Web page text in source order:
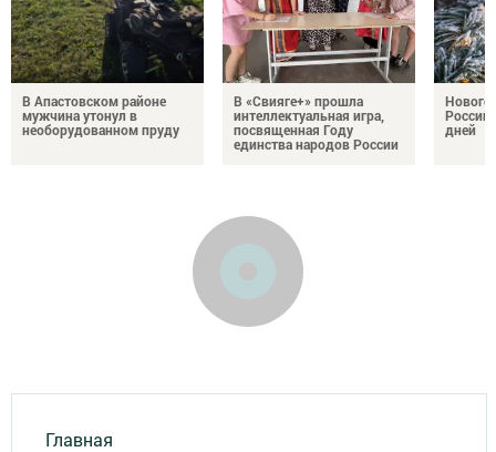
В Апастовском районе
мужчина утонул в
необорудованном пруду
В «Свияге+» прошла
интеллектуальная игра,
посвященная Году
единства народов России
России
дней
Главная